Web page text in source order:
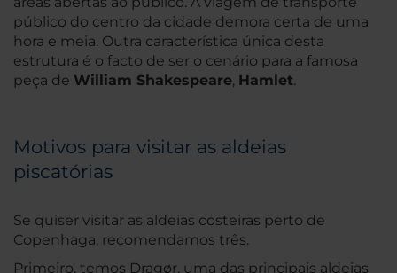
público do centro da cidade demora certa de uma
hora e meia. Outra característica única desta
estrutura é o facto de ser o cenário para a famosa
peça de William Shakespeare, Hamlet.
Motivos para visitar as aldeias
piscatórias
Se quiser visitar as aldeias costeiras perto de
Copenhaga, recomendamos três.
Primeiro, temos Dragør, uma das principais aldeias